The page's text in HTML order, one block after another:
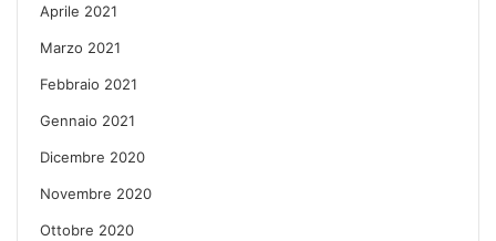
Aprile 2021
Marzo 2021
Febbraio 2021
Gennaio 2021
Dicembre 2020
Novembre 2020
Ottobre 2020